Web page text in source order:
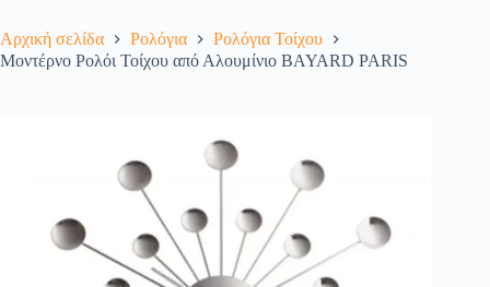
Αρχική σελίδα Ρολόγια
Ρολόγια Τοίχου
Μοντέρνο Ρολόι Τοίχου από Αλουμίνιο BAYARD PARIS